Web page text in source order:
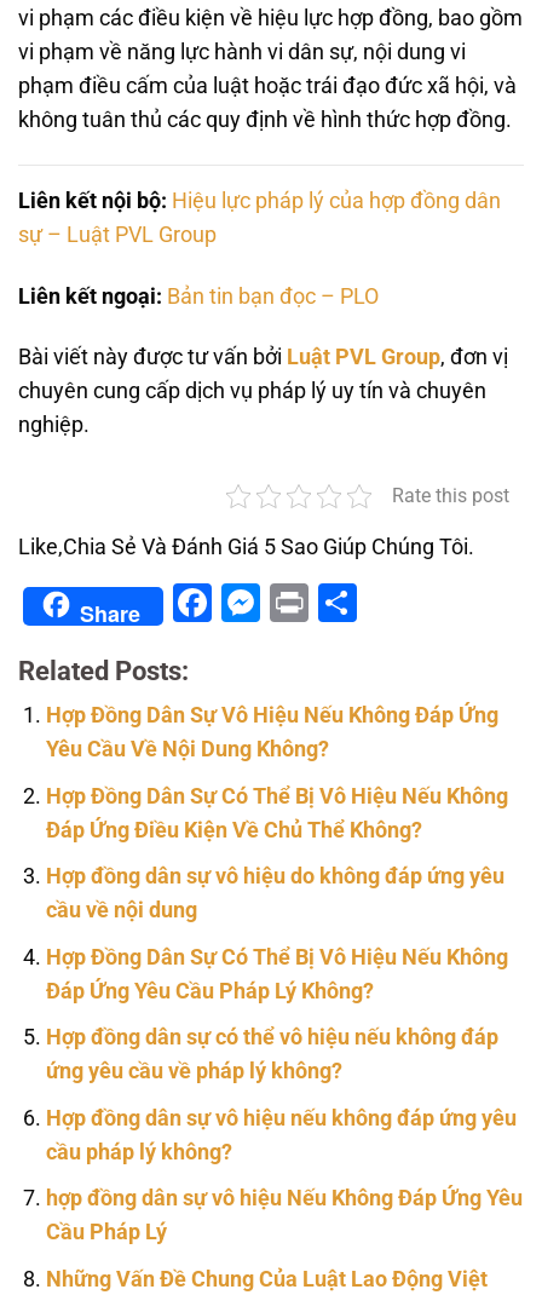
vi phạm các điều kiện về hiệu lực hợp đồng, bao gồm
vi phạm về năng lực hành vi dân sự, nội dung vi
phạm điều cấm của luật hoặc trái đạo đức xã hội, và
không tuân thủ các quy định về hình thức hợp đồng.
Liên kết nội bộ: Hiệu lực pháp lý của hợp đồng dân
sự – Luật PVL Group
Liên kết ngoại: Bản tin bạn đọc – PLO
Bài viết này được tư vấn bởi Luật PVL Group, đơn vị
chuyên cung cấp dịch vụ pháp lý uy tín và chuyên
nghiệp.
Rate this post
Like,Chia Sẻ Và Đánh Giá 5 Sao Giúp Chúng Tôi.
Share Facebook
Messenger
Print
Related Posts:
Hợp Đồng Dân Sự Vô Hiệu Nếu Không Đáp Ứng
Yêu Cầu Về Nội Dung Không?
Hợp Đồng Dân Sự Có Thể Bị Vô Hiệu Nếu Không
Đáp Ứng Điều Kiện Về Chủ Thể Không?
Hợp đồng dân sự vô hiệu do không đáp ứng yêu
cầu về nội dung
Hợp Đồng Dân Sự Có Thể Bị Vô Hiệu Nếu Không
Đáp Ứng Yêu Cầu Pháp Lý Không?
Hợp đồng dân sự có thể vô hiệu nếu không đáp
ứng yêu cầu về pháp lý không?
Hợp đồng dân sự vô hiệu nếu không đáp ứng yêu
cầu pháp lý không?
hợp đồng dân sự vô hiệu Nếu Không Đáp Ứng Yêu
Cầu Pháp Lý
Những Vấn Đề Chung Của Luật Lao Động Việt